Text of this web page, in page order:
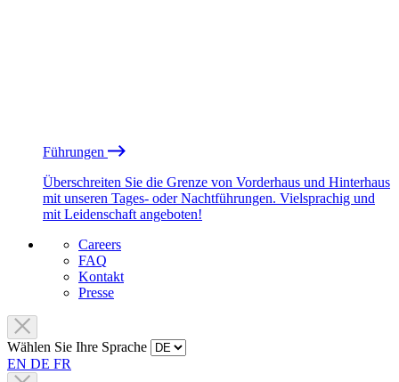
Führungen
Überschreiten Sie die Grenze von Vorderhaus und Hinterhaus
mit unseren Tages- oder Nachtführungen. Vielsprachig und
mit Leidenschaft angeboten!
Careers
FAQ
Kontakt
Presse
Wählen Sie Ihre Sprache
EN DE FR